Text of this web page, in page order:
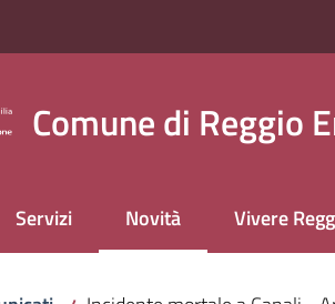
Comune di Reggio
Servizi Novità
Menu selezionato
Vivere